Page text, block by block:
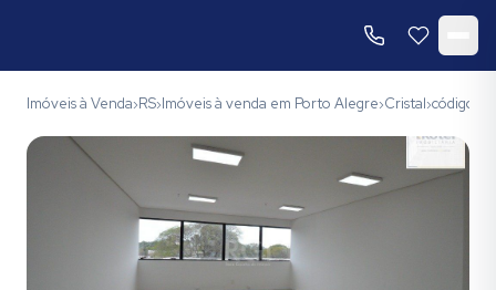
Imóveis à Venda›RS›Imóveis à venda em Porto Alegre›Cristal›código